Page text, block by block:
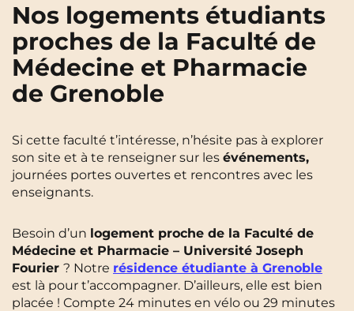
Nos logements étudiants
proches de la Faculté de
Médecine et Pharmacie
de Grenoble
Si cette faculté t’intéresse, n’hésite pas à explorer
son site et à te renseigner sur les événements,
journées portes ouvertes et rencontres avec les
enseignants.
Besoin d’un logement proche de la Faculté de
Médecine et Pharmacie – Université Joseph
Fourier ? Notre résidence étudiante à Grenoble
est là pour t’accompagner. D’ailleurs, elle est bien
placée ! Compte 24 minutes en vélo ou 29 minutes